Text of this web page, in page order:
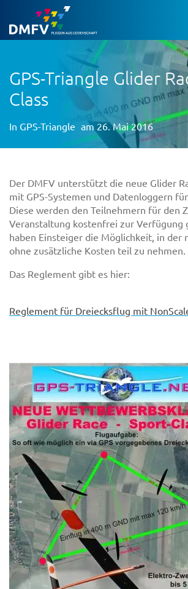
GPS-Triangle Glider
Class
In GPS-Triangle am 26. Mai 2016
Der DMFV unterstützt die neue Glider
mit GPS-Systemen und Datenloggern
Diese werden den Teilnehmern für den
Veranstaltung kostenfrei zur Verfügung
haben Einsteiger die Möglichkeit, in der
ohne zusätzliche Kosten teil zu nehmen.
Das Reglement gibt es hier:
Reglement für Dreiecksflug mit